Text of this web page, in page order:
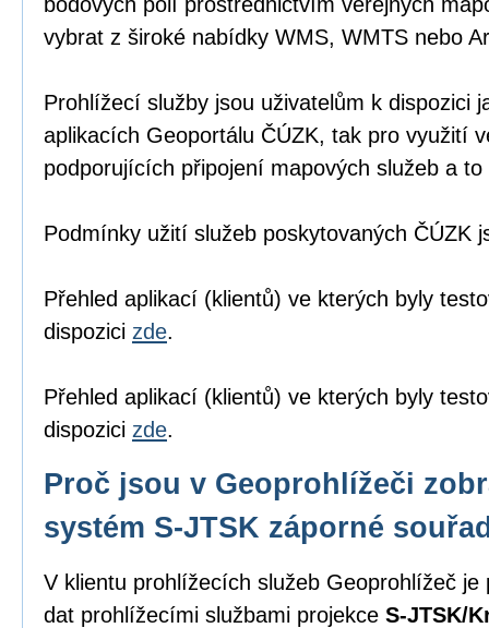
vybrat z široké nabídky WMS, WMTS nebo
Prohlížecí služby jsou uživatelům k dispozici
aplikacích Geoportálu ČÚZK, tak pro využití
podporujících připojení mapových služeb a
Podmínky užití služeb poskytovaných ČÚZK
Přehled aplikací (klientů) ve kterých byly
dispozici zde.
Přehled aplikací (klientů) ve kterých byly
dispozici zde.
Proč jsou v Geoprohlížeči
systém S-JTSK záporné
V klientu prohlížecích služeb Geoprohlížeč je
dat prohlížecími službami projekce S-JTSK/